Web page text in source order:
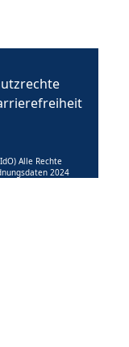
Alle Rechte
2024